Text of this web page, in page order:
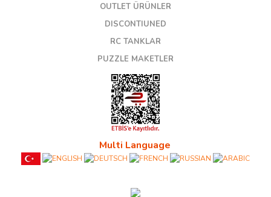
OUTLET ÜRÜNLER
DISCONTIUNED
RC TANKLAR
PUZZLE MAKETLER
Multi Language